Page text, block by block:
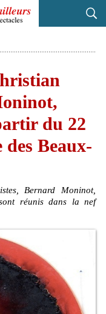
du 22
des Beaux-
Bernard Moninot,
réunis dans la nef